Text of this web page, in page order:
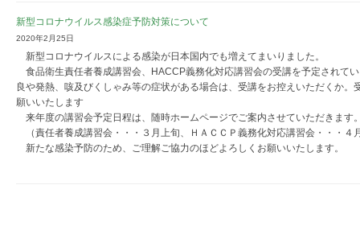
新型コロナウイルス感染症予防対策について
2020年2月25日
新型コロナウイルスによる感染が日本国内でも増えてまいりました。
食品衛生責任者養成講習会、HACCP義務化対応講習会の受講を予定されて
良や発熱、咳及びくしゃみ等の症状がある場合は、受講をお控えいただくか。
願いいたします
来年度の講習会予定日程は、随時ホームページでご案内させていただきます
（責任者養成講習会・・・３月上旬、ＨＡＣＣＰ義務化対応講習会・・・４
新たな感染予防のため、ご理解ご協力のほどよろしくお願いいたします。